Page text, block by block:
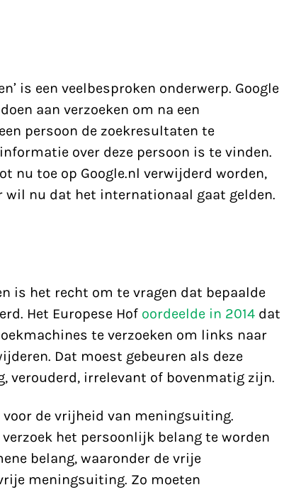
is een veelbesproken onderwerp. Google
aan verzoeken om na een
persoon de zoekresultaten te
over deze persoon is te vinden.
nu toe op Google.nl verwijderd worden,
wil nu dat het internationaal gaat gelden.
is het recht om te vragen dat bepaalde
Het Europese Hof oordeelde in 2014dat
te verzoeken om links naar
Dat moest gebeuren als deze
verouderd, irrelevant of bovenmatig zijn.
de vrijheid van meningsuiting.
het persoonlijk belang te worden
belang, waaronder de vrije
meningsuiting. Zo moeten